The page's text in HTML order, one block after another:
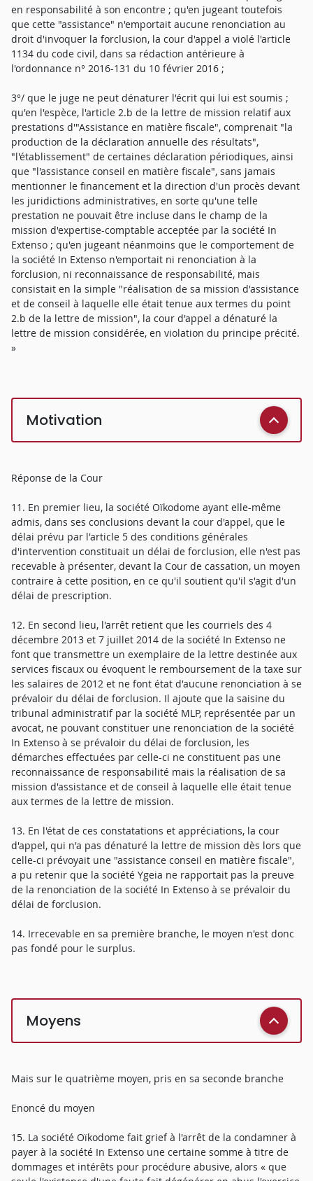
en responsabilité à son encontre ; qu'en jugeant toutefois
que cette "assistance" n'emportait aucune renonciation au
droit d'invoquer la forclusion, la cour d'appel a violé l'article
1134 du code civil, dans sa rédaction antérieure à
l'ordonnance n° 2016-131 du 10 février 2016 ;
3°/ que le juge ne peut dénaturer l'écrit qui lui est soumis ;
qu'en l'espèce, l'article 2.b de la lettre de mission relatif aux
prestations d'"Assistance en matière fiscale", comprenait "la
production de la déclaration annuelle des résultats",
"l'établissement" de certaines déclaration périodiques, ainsi
que "l'assistance conseil en matière fiscale", sans jamais
mentionner le financement et la direction d'un procès devant
les juridictions administratives, en sorte qu'une telle
prestation ne pouvait être incluse dans le champ de la
mission d'expertise-comptable acceptée par la société In
Extenso ; qu'en jugeant néanmoins que le comportement de
la société In Extenso n'emportait ni renonciation à la
forclusion, ni reconnaissance de responsabilité, mais
consistait en la simple "réalisation de sa mission d'assistance
et de conseil à laquelle elle était tenue aux termes du point
2.b de la lettre de mission", la cour d'appel a dénaturé la
lettre de mission considérée, en violation du principe précité.
»
Motivation
Réponse de la Cour
11. En premier lieu, la société Oïkodome ayant elle-même
admis, dans ses conclusions devant la cour d'appel, que le
délai prévu par l'article 5 des conditions générales
d'intervention constituait un délai de forclusion, elle n'est pas
recevable à présenter, devant la Cour de cassation, un moyen
contraire à cette position, en ce qu'il soutient qu'il s'agit d'un
délai de prescription.
12. En second lieu, l'arrêt retient que les courriels des 4
décembre 2013 et 7 juillet 2014 de la société In Extenso ne
font que transmettre un exemplaire de la lettre destinée aux
services fiscaux ou évoquent le remboursement de la taxe sur
les salaires de 2012 et ne font état d'aucune renonciation à se
prévaloir du délai de forclusion. Il ajoute que la saisine du
tribunal administratif par la société MLP, représentée par un
avocat, ne pouvant constituer une renonciation de la société
In Extenso à se prévaloir du délai de forclusion, les
démarches effectuées par celle-ci ne constituent pas une
reconnaissance de responsabilité mais la réalisation de sa
mission d'assistance et de conseil à laquelle elle était tenue
aux termes de la lettre de mission.
13. En l'état de ces constatations et appréciations, la cour
d'appel, qui n'a pas dénaturé la lettre de mission dès lors que
celle-ci prévoyait une "assistance conseil en matière fiscale",
a pu retenir que la société Ygeia ne rapportait pas la preuve
de la renonciation de la société In Extenso à se prévaloir du
délai de forclusion.
14. Irrecevable en sa première branche, le moyen n'est donc
pas fondé pour le surplus.
Moyens
Mais sur le quatrième moyen, pris en sa seconde branche
Enoncé du moyen
15. La société Oïkodome fait grief à l'arrêt de la condamner à
payer à la société In Extenso une certaine somme à titre de
dommages et intérêts pour procédure abusive, alors « que